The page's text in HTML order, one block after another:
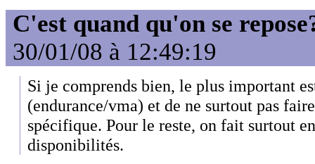
C'est quand qu'on se
30/01/08 à 12:49:19
Si je comprends bien, le plus important
(endurance/vma) et de ne surtout pas
spécifique. Pour le reste, on fait surtout
disponibilités.